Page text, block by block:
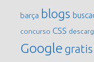
barça blogs
concurso CSS
Google gratis